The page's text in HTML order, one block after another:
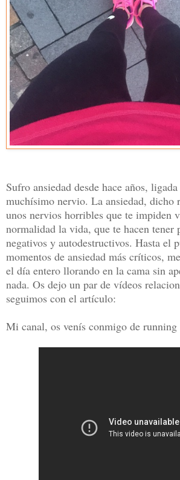
Sufro ansiedad desde hace años,
muchísimo nervio. La ansiedad, dicho
unos nervios horribles que te impiden
normalidad la vida, que te hacen tener
negativos y autodestructivos. Hasta el
momentos de ansiedad más críticos,
el día entero llorando en la cama sin
nada. Os dejo un par de vídeos
seguimos con el artículo:
Mi canal, os venís conmigo de